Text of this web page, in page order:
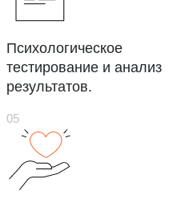
Психологическое
тестирование и анализ
результатов.